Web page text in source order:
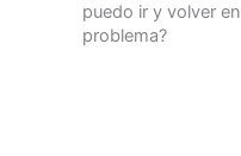
puedo ir y volver
problema?